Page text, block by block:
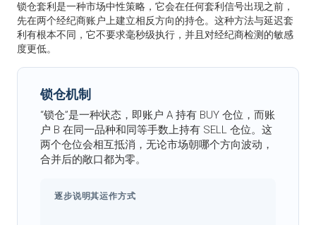
锁仓套利是一种市场中性策略，它会在任何套利信号出现之前，
先在两个经纪商账户上建立相反方向的持仓。这种方法与延迟套
利有根本不同，它不要求毫秒级执行，并且对经纪商检测的敏感
度更低。
锁仓机制
“锁仓”是一种状态，即账户 A 持有 BUY 仓位，而账
户 B 在同一品种和同等手数上持有 SELL 仓位。这
两个仓位会相互抵消，无论市场朝哪个方向波动，
合并后的敞口都为零。
逐步说明其运作方式